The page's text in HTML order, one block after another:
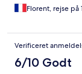
Florent, rejse på
Verificeret
6/10 Godt